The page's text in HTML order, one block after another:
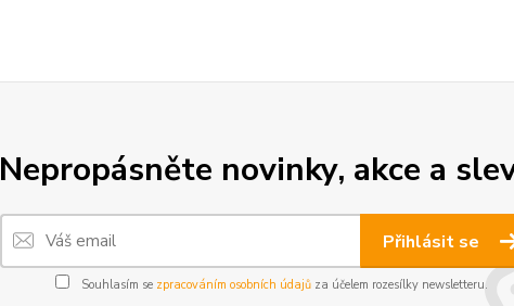
Nepropásněte novinky, akce a
Přihlásit se
Souhlasím se zpracováním osobních údajůza účelem rozesílky newsletteru.